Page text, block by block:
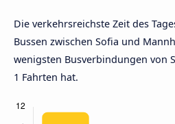
Die verkehrsreichste Zeit des
Bussen zwischen Sofia und
wenigsten Busverbindungen von
1 Fahrten hat.